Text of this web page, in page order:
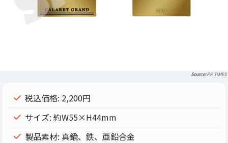
PR TIMES
税込価格: 2,200円
サイズ: 約W55×H44mm
製品素材: 真鍮、鉄、亜鉛合金